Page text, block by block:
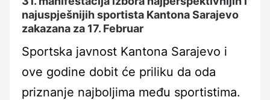
najuspješnijih sportista Kantona Sarajevo
zakazana za 17. Februar
Sportska javnost Kantona Sarajevo i
ove godine dobit će priliku da oda
priznanje najboljima među sportistima.